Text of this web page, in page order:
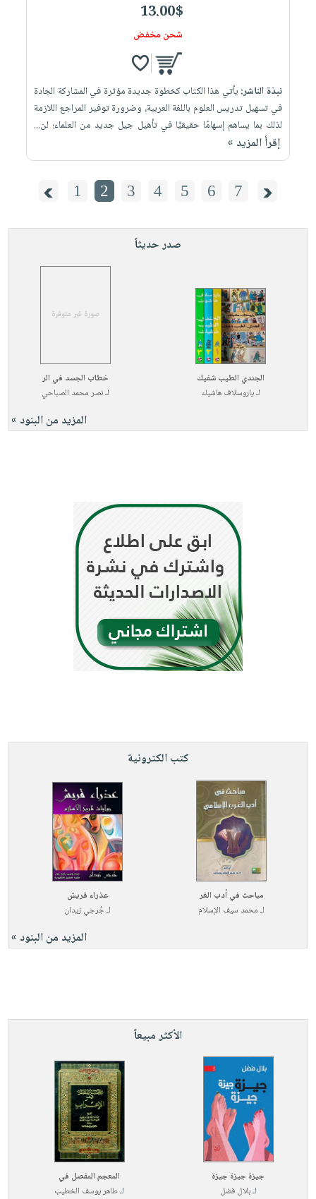
13.00$
شحن مخفض
نبذة الناشر: يأتي هذا الكتاب كخطوة جديدة مؤثرة في المشاركة الجادة
في تسهيل تدريس العلوم باللغة العربية، وضرورة توفير المراجع اللازمة
لذلك بما يساهم إسهامًا حقيقيًّا في تأهيل جيل جديد من العلماء؛ لن...
إقرأ المزيد »
1 2 3 4 5 6 7
صدر حديثاً
الجندي الطيب شفيك
لـياروسلاف هاشيك
خطاب الجسد في الر
لـنصر محمد الصباحي
المزيد من البنود »
كتب الكترونية
مباحث في أدب الغر
لـمحمد سيف الإسلام
عذراء قريش
لـجُرجي زيدان
المزيد من البنود »
الأكثر مبيعاً
جيزة جيزة جيزة
لـبلال فضل
المعجم المفصل في
لـطاهر يوسف الخطيب